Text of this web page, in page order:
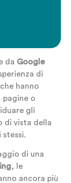
da Google
di
hanno
o
gli
di vista della
di una
, le
ancora più